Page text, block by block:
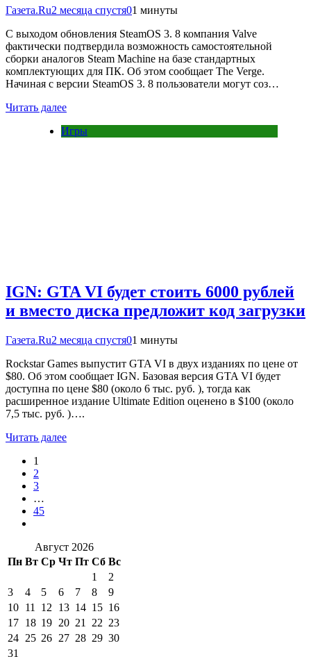
Газета.Ru2 месяца спустя01 минуты
С выходом обновления SteamOS 3. 8 компания Valve
фактически подтвердила возможность самостоятельной
сборки аналогов Steam Machine на базе стандартных
комплектующих для ПК. Об этом сообщает The Verge.
Начиная с версии SteamOS 3. 8 пользователи могут соз…
Читать далее
Игры
IGN: GTA VI будет стоить 6000 рублей
и вместо диска предложит код загрузки
Газета.Ru2 месяца спустя01 минуты
Rockstar Games выпустит GTA VI в двух изданиях по цене от
$80. Об этом сообщает IGN. Базовая версия GTA VI будет
доступна по цене $80 (около 6 тыс. руб. ), тогда как
расширенное издание Ultimate Edition оценено в $100 (около
7,5 тыс. руб. )….
Читать далее
1
2
3
…
45
Август 2026
Пн Вт Ср Чт Пт Сб Вс
1
2
3
4 5 6 7 8
9
10 11 12 13 14 15 16
17 18 19 20 21 22 23
24 25 26 27 28 29 30
31